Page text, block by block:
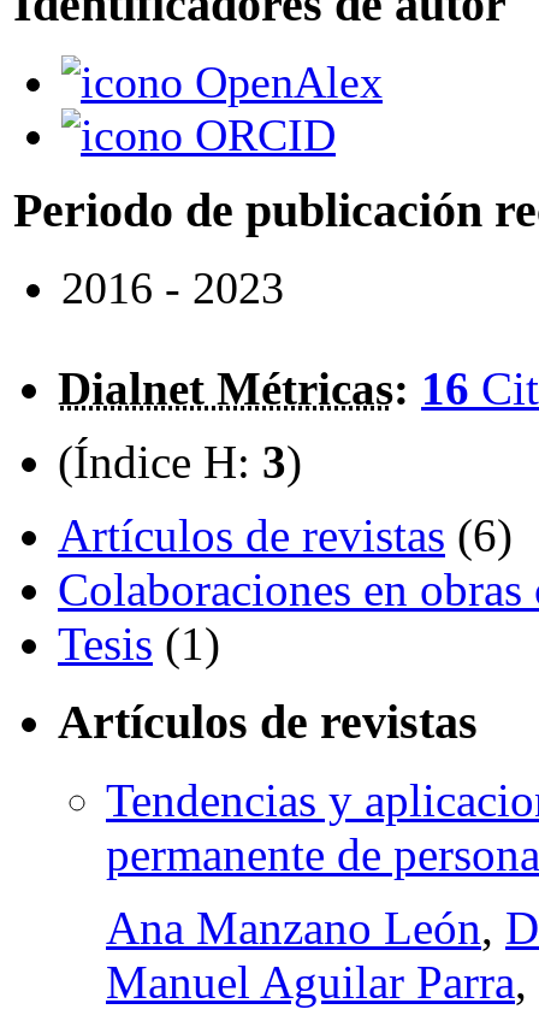
OpenAlex
ORCID
Periodo de publicación
2016 - 2023
Dialnet Métricas: 16
(Índice H: 3)
Artículos de revistas (6)
Colaboraciones en
Tesis (1)
Artículos de revistas
Tendencias y
permanente de
Ana Manzano León,
Manuel Aguilar Parra,